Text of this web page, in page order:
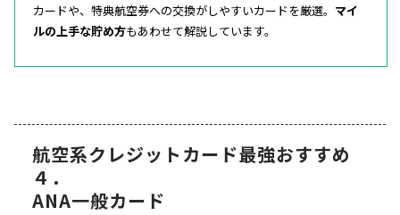
カードや、特典航空券への交換がしやすいカードを厳選。 マイ
ルの上手な貯め方もあわせて解説しています。
航空系クレジットカード最強おすすめ
４．
ANA一般カード